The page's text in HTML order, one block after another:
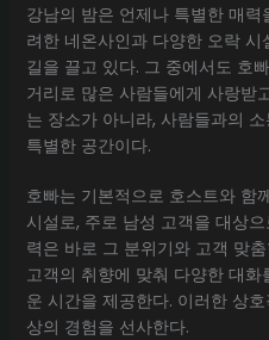
강남의 밤은 언제나 특별한 매
려한 네온사인과 다양한 오락
길을 끌고 있다. 그 중에서도 호
거리로 많은 사람들에게 사랑받
는 장소가 아니라, 사람들과의
특별한 공간이다.
호빠는 기본적으로 호스트와 함
시설로, 주로 남성 고객을 대상
력은 바로 그 분위기와 고객 맞
고객의 취향에 맞춰 다양한 대
운 시간을 제공한다. 이러한 상
상의 경험을 선사한다.